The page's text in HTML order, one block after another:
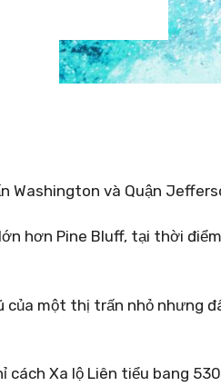
Washington và Quận
hơn Pine Bluff, tại thời
của một thị trấn nhỏ nhưng
cách Xa lộ Liên tiểu bang